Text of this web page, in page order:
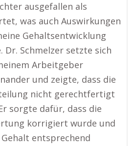
ausgefallen als
was auch Auswirkungen
Gehaltsentwicklung
Dr. Schmelzer setzte sich
Arbeitgeber
und zeigte, dass die
nicht gerechtfertigt
sorgte dafür, dass die
korrigiert wurde und
entsprechend